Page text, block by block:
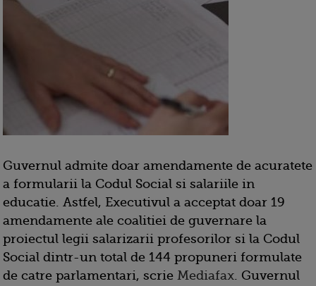
Guvernul admite doar amendamente de acuratete
a formularii la Codul Social si salariile in
educatie. Astfel, Executivul a acceptat doar 19
amendamente ale coalitiei de guvernare la
proiectul legii salarizarii profesorilor si la Codul
Social dintr-un total de 144 propuneri formulate
de catre parlamentari, scrie Mediafax. Guvernul